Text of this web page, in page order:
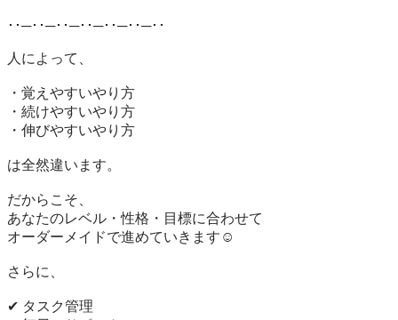
･･─･･─･･─･･─･･─･･─･･
人によって、
・覚えやすいやり方
・続けやすいやり方
・伸びやすいやり方
は全然違います。
だからこそ、
あなたのレベル・性格・目標に合わせて
オーダーメイドで進めていきます☺️
さらに、
✔ タスク管理